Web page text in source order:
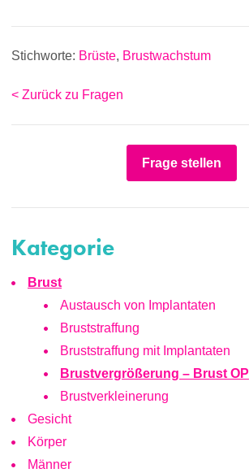
Stichworte: Brüste, Brustwachstum
< Zurück zu Fragen
Frage stellen
Kategorie
Brust
Austausch von Implantaten
Bruststraffung
Bruststraffung mit Implantaten
Brustvergrößerung – Brust OP
Brustverkleinerung
Gesicht
Körper
Männer